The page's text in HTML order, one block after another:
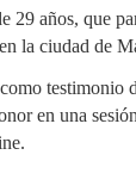
29 años, que
la ciudad de
testimonio
en una